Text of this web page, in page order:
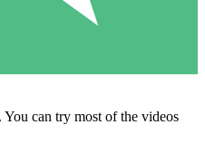
can try most of the videos